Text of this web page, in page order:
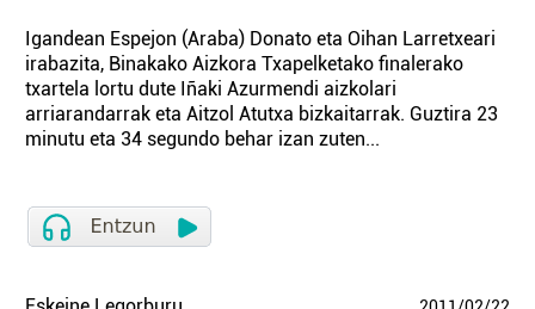
Igandean Espejon (Araba) Donato eta Oihan Larretxeari
irabazita, Binakako Aizkora Txapelketako finalerako
txartela lortu dute Iñaki Azurmendi aizkolari
arriarandarrak eta Aitzol Atutxa bizkaitarrak. Guztira 23
minutu eta 34 segundo behar izan zuten...